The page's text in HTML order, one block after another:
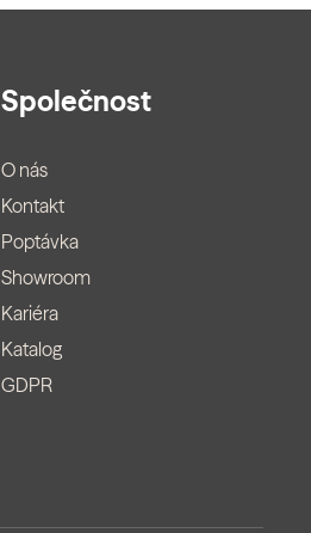
Společnost
O nás
Kontakt
Poptávka
Showroom
Kariéra
Katalog
GDPR